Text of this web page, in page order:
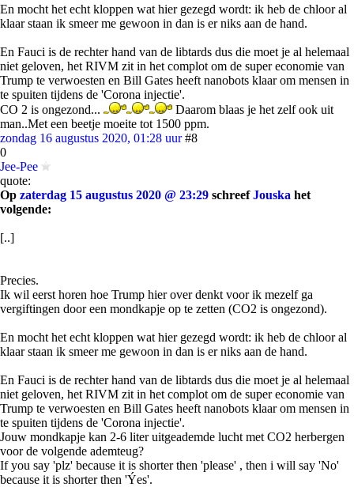
En mocht het echt kloppen wat hier gezegd wordt: ik heb de chloor al
klaar staan ik smeer me gewoon in dan is er niks aan de hand.
En Fauci is de rechter hand van de libtards dus die moet je al helemaal
niet geloven, het RIVM zit in het complot om de super economie van
Trump te verwoesten en Bill Gates heeft nanobots klaar om mensen in
te spuiten tijdens de 'Corona injectie'.
CO 2 is ongezond...
Daarom blaas je het zelf ook uit
man..Met een beetje moeite tot 1500 ppm.
zondag 16 augustus 2020, 01:28 uur #8
0
Jee-Pee
quote:
Op zaterdag 15 augustus 2020 @ 23:29 schreefJouska het
volgende:
[..]
Precies.
Ik wil eerst horen hoe Trump hier over denkt voor ik mezelf ga
vergiftingen door een mondkapje op te zetten (CO2 is ongezond).
En mocht het echt kloppen wat hier gezegd wordt: ik heb de chloor al
klaar staan ik smeer me gewoon in dan is er niks aan de hand.
En Fauci is de rechter hand van de libtards dus die moet je al helemaal
niet geloven, het RIVM zit in het complot om de super economie van
Trump te verwoesten en Bill Gates heeft nanobots klaar om mensen in
te spuiten tijdens de 'Corona injectie'.
Jouw mondkapje kan 2-6 liter uitgeademde lucht met CO2 herbergen
voor de volgende ademteug?
If you say 'plz' because it is shorter then 'please' , then i will say 'No'
because it is shorter then 'Ýes'.